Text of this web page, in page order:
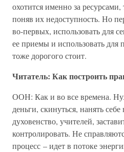
охотится именно за
поняв их недоступность. Но
во-первых, использовать для
ее приемы и использовать для
тоже дорогого стоит.
Читатель: Как построить
ООН: Как и во все времена.
деньги, скинуться, нанять
духовенство, учителей,
контролировать. Не
процесс – идет в потоке